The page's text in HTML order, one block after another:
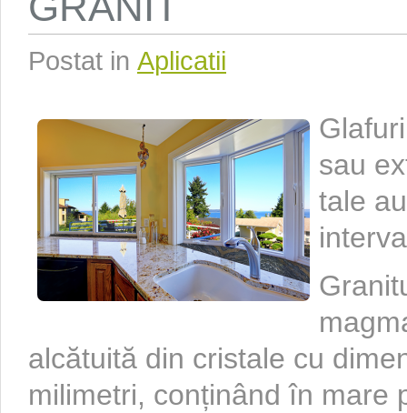
Postat in Aplicatii
sau
tale
alcătuită din cristale cu
milimetri, conținând în mare